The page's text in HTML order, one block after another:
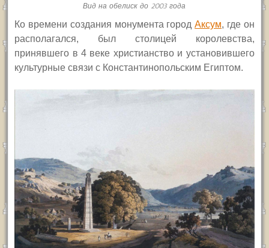
Вид на обелиск до 2003 года
Ко времени создания монумента городАксум, где он
располагался, был столицей королевства,
принявшего в 4 веке христианство и установившего
культурные связи с Константинопольским Египтом.